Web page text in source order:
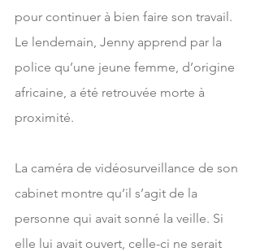
pour continuer à bien faire son travail.
Le lendemain, Jenny apprend par la
police qu’une jeune femme, d’origine
africaine, a été retrouvée morte à
proximité.
La caméra de vidéosurveillance de son
cabinet montre qu’il s’agit de la
personne qui avait sonné la veille. Si
elle lui avait ouvert, celle-ci ne serait